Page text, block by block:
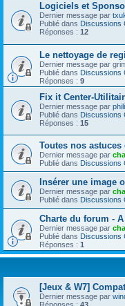
Logiciels et
Dernier message par
Publié dans Discussions
Réponses : 12
Le nettoyage de
Dernier message par
Publié dans Discussions
Réponses : 9
Fix it Center-
Dernier message par
Publié dans Discussions
Réponses : 15
Toutes nos
Dernier message par
Publié dans Discussions
Insérer une image
Dernier message par
Publié dans Discussions
Charte du forum -
Dernier message par
Publié dans Discussions
Réponses : 1
[Jeux & W7]
Dernier message par